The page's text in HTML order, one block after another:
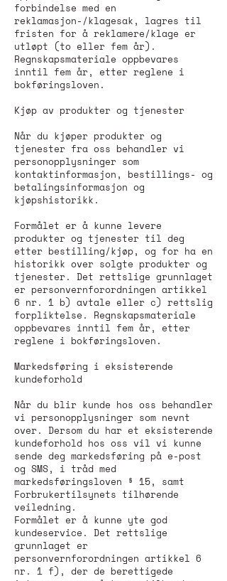
forbindelse med en
reklamasjon-/klagesak, lagres til
fristen for å reklamere/klage er
utløpt (to eller fem år).
Regnskapsmateriale oppbevares
inntil fem år, etter reglene i
bokføringsloven.
Kjøp av produkter og tjenester
Når du kjøper produkter og
tjenester fra oss behandler vi
personopplysninger som
kontaktinformasjon, bestillings- og
betalingsinformasjon og
kjøpshistorikk.
Formålet er å kunne levere
produkter og tjenester til deg
etter bestilling/kjøp, og for ha en
historikk over solgte produkter og
tjenester. Det rettslige grunnlaget
er personvernforordningen artikkel
6 nr. 1 b) avtale eller c) rettslig
forpliktelse. Regnskapsmateriale
oppbevares inntil fem år, etter
reglene i bokføringsloven.
Markedsføring i eksisterende
kundeforhold
Når du blir kunde hos oss behandler
vi personopplysninger som nevnt
over. Dersom du har et eksisterende
kundeforhold hos oss vil vi kunne
sende deg markedsføring på e-post
og SMS, i tråd med
markedsføringsloven § 15, samt
Forbrukertilsynets tilhørende
veiledning.
Formålet er å kunne yte god
kundeservice. Det rettslige
grunnlaget er
personvernforordningen artikkel 6
nr. 1 f), der de berettigede